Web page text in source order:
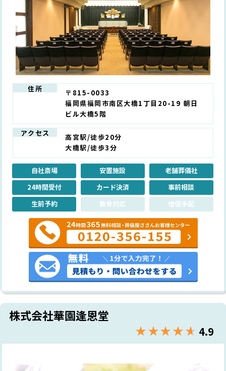
住所
〒815-0033
福岡県福岡市南区大橋1丁目20-19 朝日
ビル大橋5階
アクセス
高宮駅/徒歩20分
大橋駅/徒歩3分
自社斎場 安置施設
老舗葬儀社
24時間受付
カード決済
事前相談
生前予約
散骨対応 僧侶手配
株式会社華園逢恩堂
★★★★★
☆☆☆☆☆ 4.9